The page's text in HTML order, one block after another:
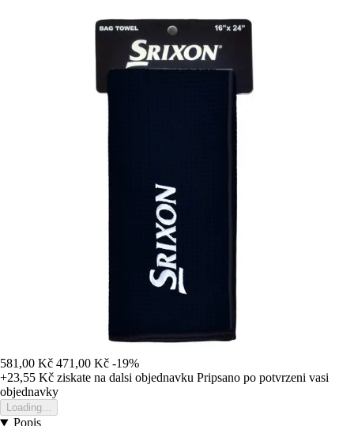
581,00 Kč 471,00 Kč -19%
+23,55 Kč ziskate na dalsi objednavku Pripsano po potvrzeni vasi
objednavky
Loading...
Popis